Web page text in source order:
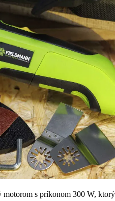
s príkonom 300 W, ktorý